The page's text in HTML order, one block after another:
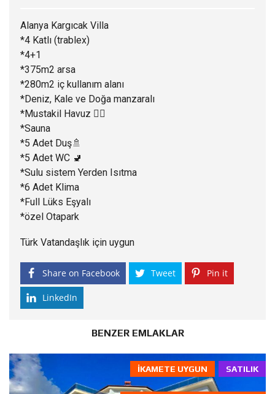
Alanya Kargıcak Villa
*4 Katlı (trablex)
*4+1
*375m2 arsa
*280m2 iç kullanım alanı
*Deniz, Kale ve Doğa manzaralı
*Mustakil Havuz 🏊‍♂️
*Sauna
*5 Adet Duş🚿
*5 Adet WC 🚽
*Sulu sistem Yerden Isıtma
*6 Adet Klima
*Full Lüks Eşyalı
*özel Otapark
Türk Vatandaşlık için uygun
Share on Facebook Tweet Pin it
LinkedIn
BENZER EMLAKLAR
SATILIK
İKAMETE UYGUN